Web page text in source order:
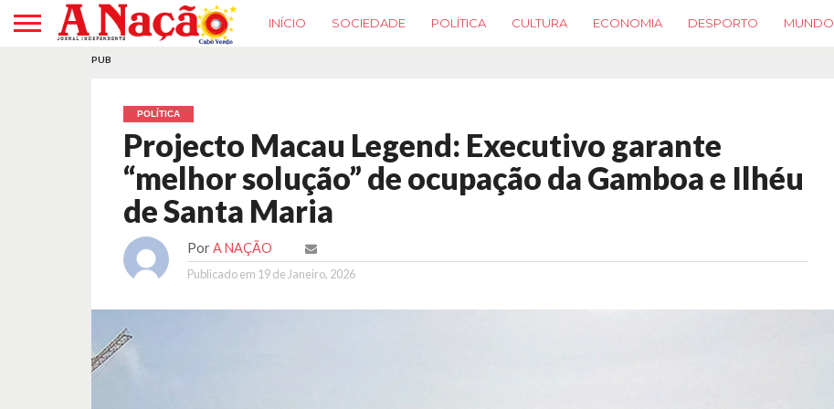
INÍCIO SOCIEDADE POLÍTICA CULTURA ECONOMIA DESPORTO MUNDO
PUB
POLÍTICA
Projecto Macau Legend: Executivo garante
“melhor solução” de ocupação da Gamboa e Ilhéu
de Santa Maria
Por A NAÇÃO
Publicado em 19 de Janeiro, 2026